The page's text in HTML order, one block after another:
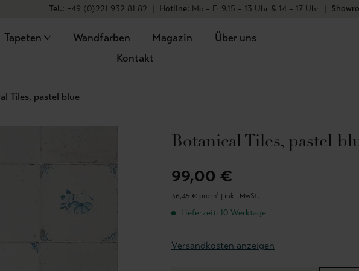
Tel.: +49 (0)221 932 81 82 | Hotline: Mo – Fr 9.15 – 13 Uhr & 14 – 17 Uhr |
Tapeten Wandfarben Magazin
Über uns
Kontakt
Tiles, pastel blue
Botanical Tiles, pastel
99,00 €
36,45 € pro m² | inkl. MwSt.
Lieferzeit: 10 Werktage
Versandkosten anzeigen